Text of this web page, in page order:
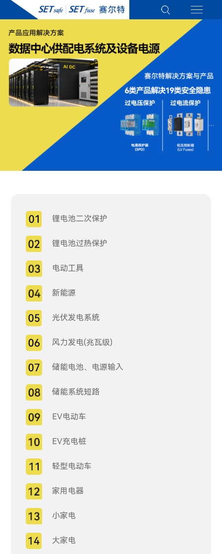
锂电池二次保护
锂电池过热保护
电动工具
新能源
光伏发电系统
风力发电(兆瓦级)
储能电池、电源输入
储能系统短路
EV电动车
EV充电桩
轻型电动车
家用电器
小家电
大家电